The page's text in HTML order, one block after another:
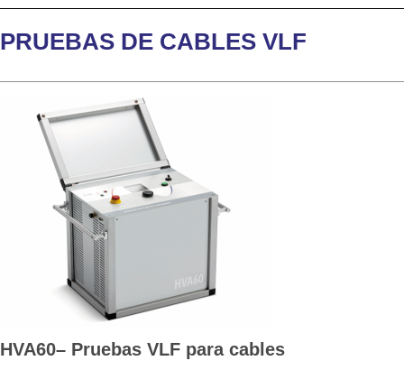
PRUEBAS DE CABLES VLF
HVA60– Pruebas VLF para cables